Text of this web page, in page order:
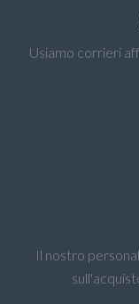
Usiamo corrieri
Il nostro